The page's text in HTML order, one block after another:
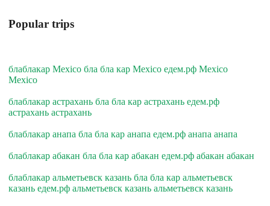
Popular trips
блаблакар Mexico бла бла кар Mexico едем.рф Mexico
Mexico
блаблакар астрахань бла бла кар астрахань едем.рф
астрахань астрахань
блаблакар анапа бла бла кар анапа едем.рф анапа анапа
блаблакар абакан бла бла кар абакан едем.рф абакан абакан
блаблакар альметьевск казань бла бла кар альметьевск
казань едем.рф альметьевск казань альметьевск казань